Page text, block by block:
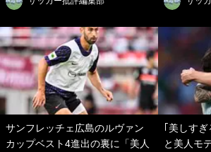
サンフレッチェ広島のルヴァン
カップベスト4進出の裏に「美人
｢美しす
と美人モ